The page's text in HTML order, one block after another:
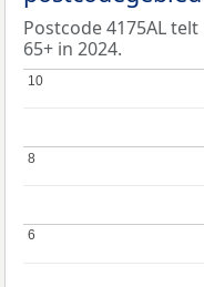
Postcode 4175AL
65+ in 2024.
6
6
8
8
10
10